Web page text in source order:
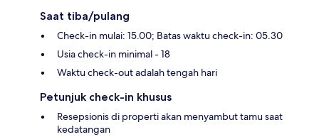
Saat tiba/pulang
Check-in mulai: 15.00; Batas waktu check-in: 05.30
Usia check-in minimal - 18
Waktu check-out adalah tengah hari
Petunjuk check-in khusus
Resepsionis di properti akan menyambut tamu saat
kedatangan